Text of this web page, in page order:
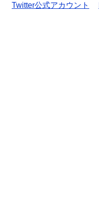
Twitter公式アカウント